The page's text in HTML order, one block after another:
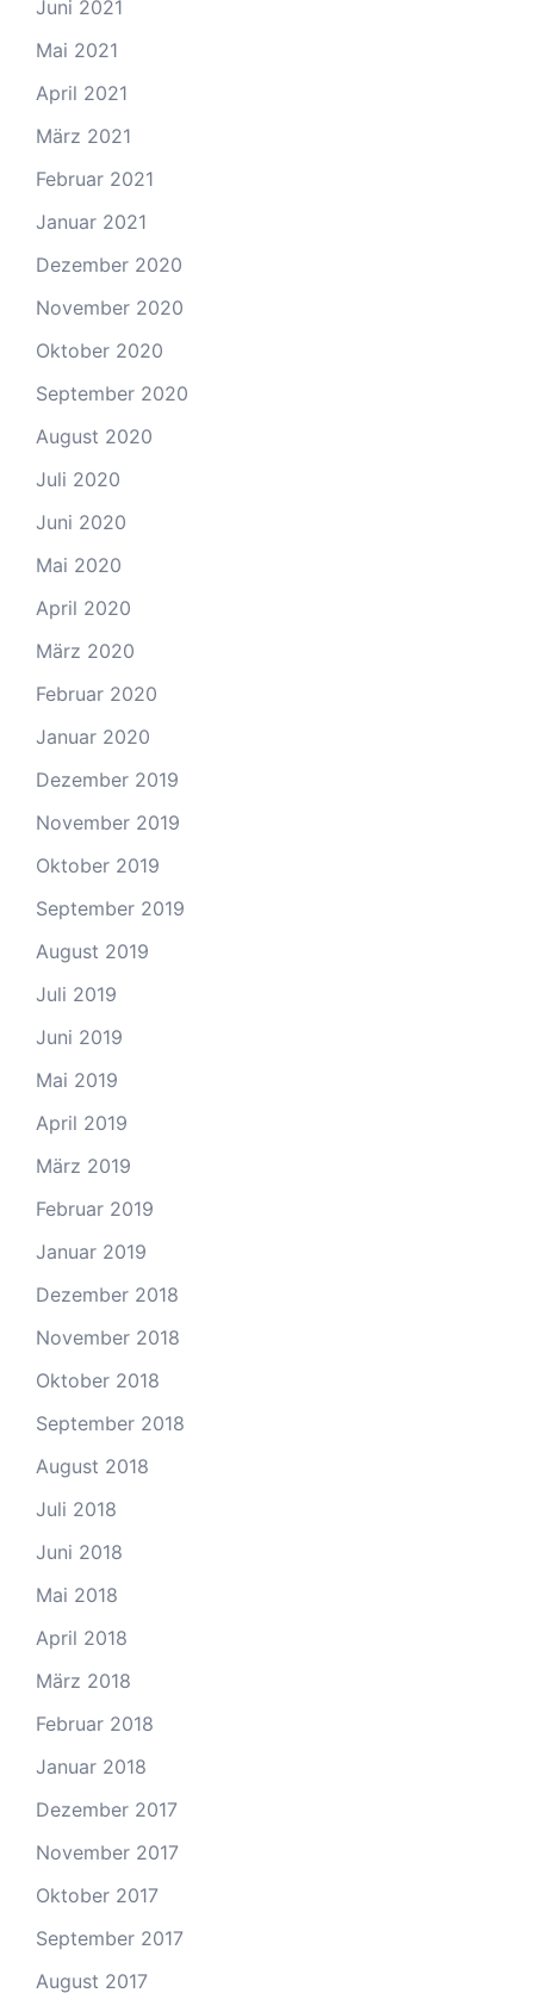
Juni 2021
Mai 2021
April 2021
März 2021
Februar 2021
Januar 2021
Dezember 2020
November 2020
Oktober 2020
September 2020
August 2020
Juli 2020
Juni 2020
Mai 2020
April 2020
März 2020
Februar 2020
Januar 2020
Dezember 2019
November 2019
Oktober 2019
September 2019
August 2019
Juli 2019
Juni 2019
Mai 2019
April 2019
März 2019
Februar 2019
Januar 2019
Dezember 2018
November 2018
Oktober 2018
September 2018
August 2018
Juli 2018
Juni 2018
Mai 2018
April 2018
März 2018
Februar 2018
Januar 2018
Dezember 2017
November 2017
Oktober 2017
September 2017
August 2017